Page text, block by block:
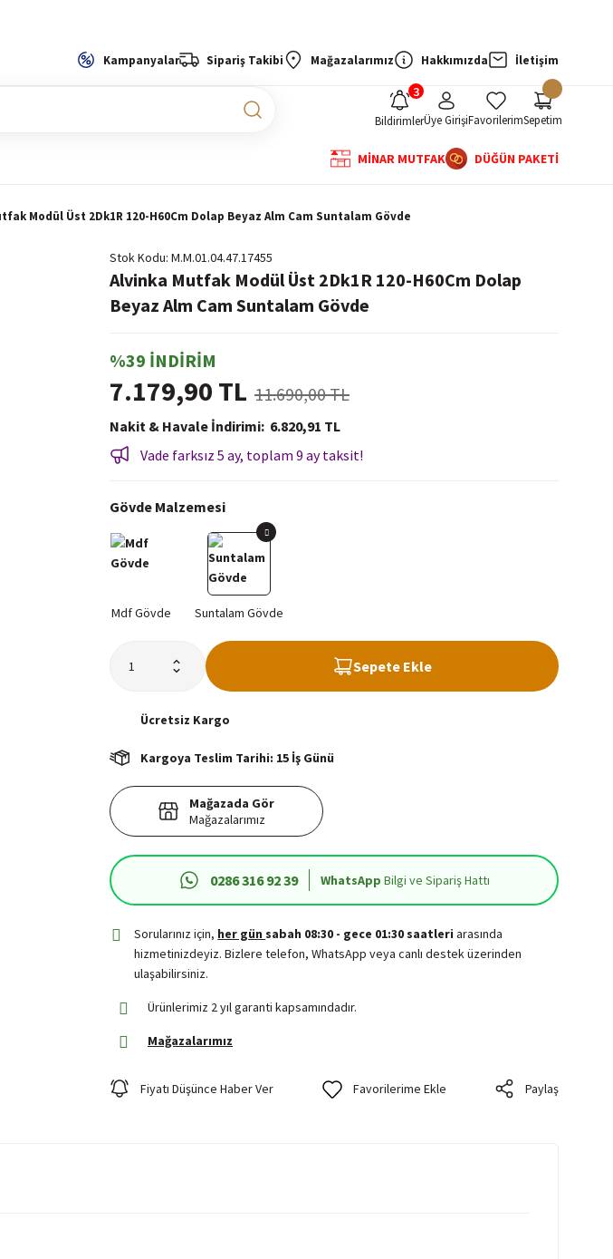
Kampanyalar Sipariş Takibi Mağazalarımız Hakkımızda İletişim
BildirimlerÜye GirişiFavorilerimSepetim
MİNAR MUTFAK DÜĞÜN PAKETİ
Modül Üst 2Dk1R 120-H60Cm Dolap Beyaz Alm Cam Suntalam Gövde
Stok Kodu M.M.01.04.47.17455
Alvinka Mutfak Modül Üst 2Dk1R 120-H60Cm Dolap
Beyaz Alm Cam Suntalam Gövde
%39 İNDİRİM
7.179,90 TL 11.690,00 TL
Nakit & Havale İndirimi 6.820,91 TL
Vade farksız 5 ay, toplam 9 ay taksit!
Gövde Malzemesi
Sepete Ekle
Ücretsiz Kargo
Kargoya Teslim Tarihi: 15 İş Günü
Mağazada Gör
Mağazalarımız
0286 316 92 39 WhatsApp Bilgi ve Sipariş Hattı
Sorularınız için, her gün sabah 08:30 - gece 01:30 saatleriarasında
hizmetinizdeyiz. Bizlere telefon, WhatsApp veya canlı destek üzerinden
ulaşabilirsiniz.
Ürünlerimiz 2 yıl garanti kapsamındadır.
Mağazalarımız
Fiyatı Düşünce Haber Ver Paylaş